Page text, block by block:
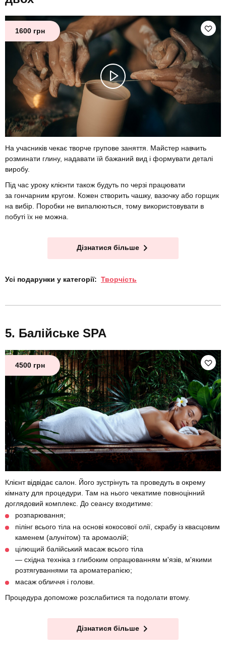
1600 грн
На учасників чекає творче групове заняття. Майстер навчить
розминати глину, надавати їй бажаний вид і формувати деталі
виробу.
Під час уроку клієнти також будуть по черзі працювати
за гончарним кругом. Кожен створить чашку, вазочку або горщик
на вибір. Поробки не випалюються, тому використовувати в
побуті їх не можна.
Дізнатися більше
Усі подарунки у категорії: Творчість
Балійське SPA
4500 грн
Клієнт відвідає салон. Його зустрінуть та проведуть в окрему
кімнату для процедури. Там на нього чекатиме повноцінний
доглядовий комплекс. До сеансу входитиме:
розпарювання;
пілінг всього тіла на основі кокосової олії, скрабу із квасцовим
каменем (алунітом) та аромаолій;
цілющий балійський масаж всього тіла
— східна техніка з глибоким опрацюванням м'язів, м'якими
розтягуваннями та ароматерапією;
масаж обличчя і голови.
Процедура допоможе розслабитися та подолати втому.
Дізнатися більше